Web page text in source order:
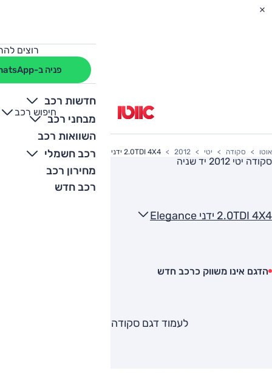
רוצים
פניה ב-WhatsApp
חדשות רכב
מבחני רכב
השוואות רכב
רכב חשמלי
מחירון רכב
רכב חדש
חיפוש רכב
+
-
אוטו סקודה יטי 2012 2.0TDI 4X4 ידני Elegance
סקודה יטי 2012 יד שניה
2.0TDI 4X4 ידני Elegance
הדגם אינו משווק כרכב חדש
לעמוד דגם סקודה יטי